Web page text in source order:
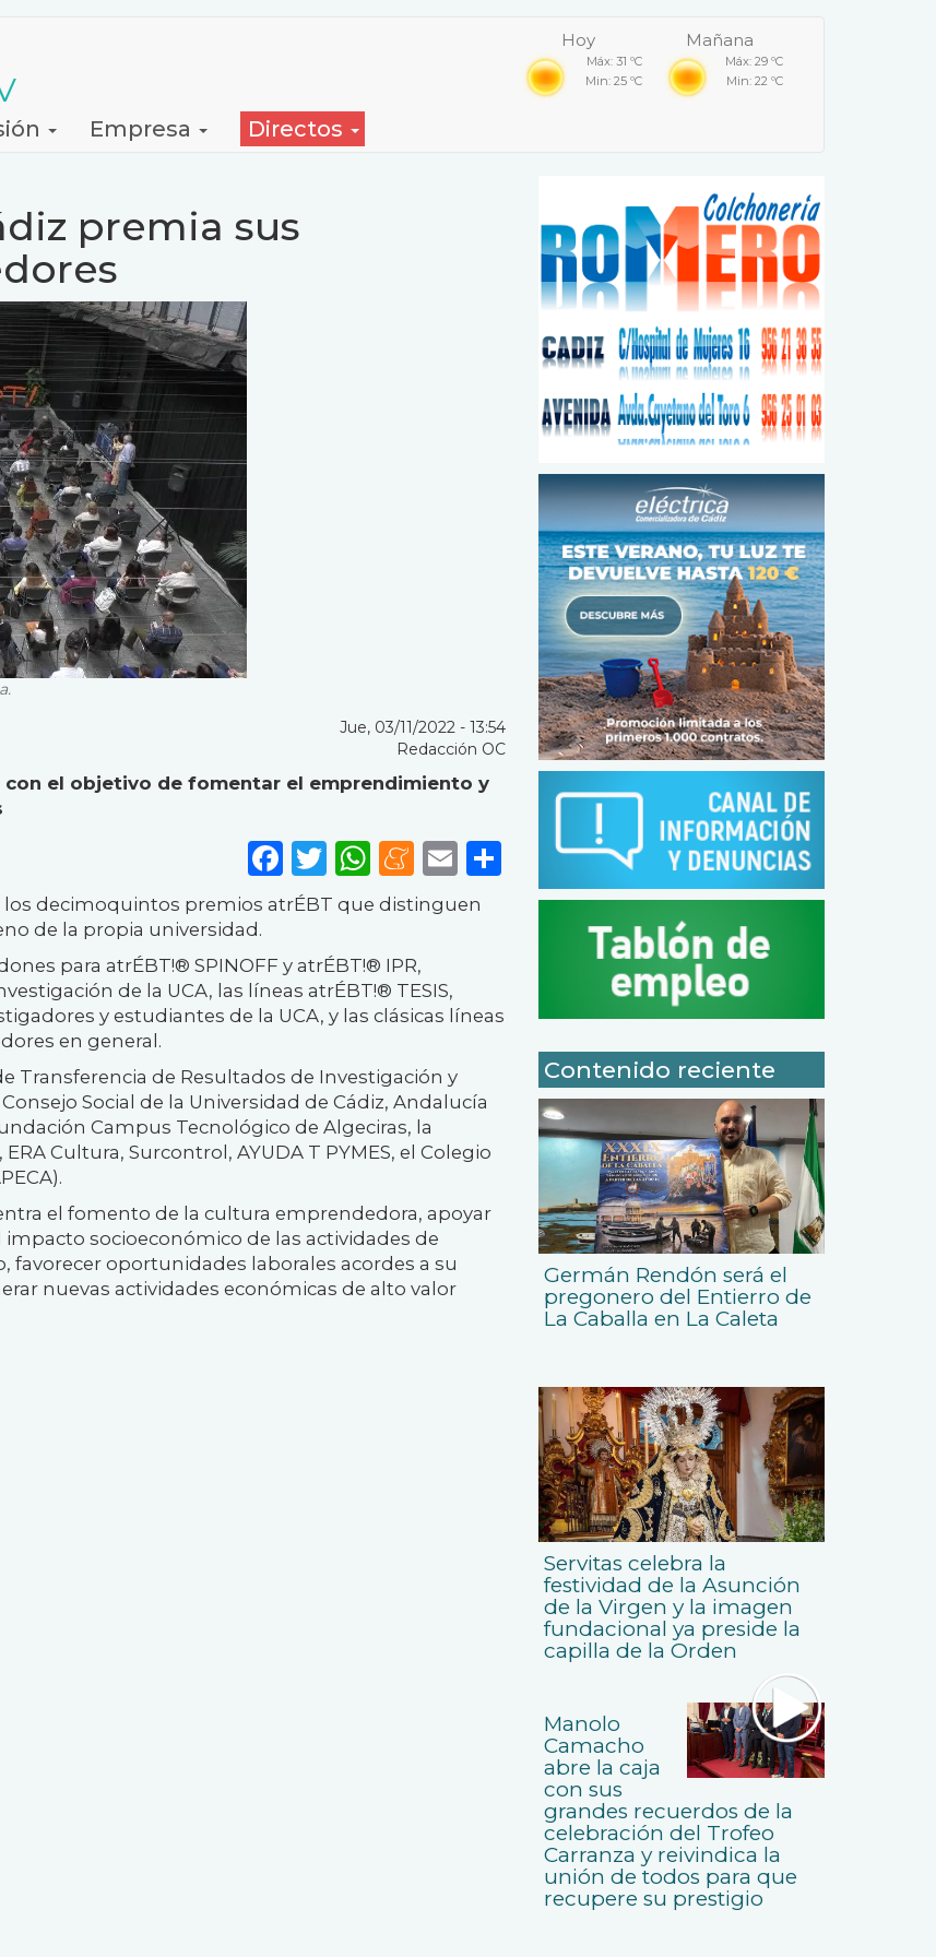
Hoy
Máx: 31 ºC
Min: 25 ºC
Mañana
Máx: 29 ºC
Min: 22 ºC
Empresa Directos
premia sus
Jue, 03/11/2022 - 13:54
Redacción OC
con el objetivo de fomentar el emprendimiento y
Facebook
Twitter
WhatsApp
Meneame
Email
Share
los decimoquintos premios atrÉBT que distinguen
de la propia universidad.
para atrÉBT!® SPINOFF y atrÉBT!® IPR,
de la UCA, las líneas atrÉBT!® TESIS,
y estudiantes de la UCA, y las clásicas líneas
en general.
Transferencia de Resultados de Investigación y
Social de la Universidad de Cádiz, Andalucía
Campus Tecnológico de Algeciras, la
Cultura, Surcontrol, AYUDA T PYMES, el Colegio
el fomento de la cultura emprendedora, apoyar
socioeconómico de las actividades de
oportunidades laborales acordes a su
nuevas actividades económicas de alto valor
Contenido reciente
Germán Rendón será el
pregonero del Entierro de
La Caballa en La Caleta
Servitas celebra la
festividad de la Asunción
de la Virgen y la imagen
fundacional ya preside la
capilla de la Orden
Manolo
Camacho
abre la caja
con sus
grandes recuerdos de la
celebración del Trofeo
Carranza y reivindica la
unión de todos para que
recupere su prestigio